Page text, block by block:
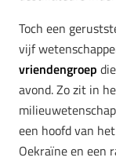
Toch een
vijf
vriendengroep
avond. Zo zit in
een hoofd van
Oekraïne en een